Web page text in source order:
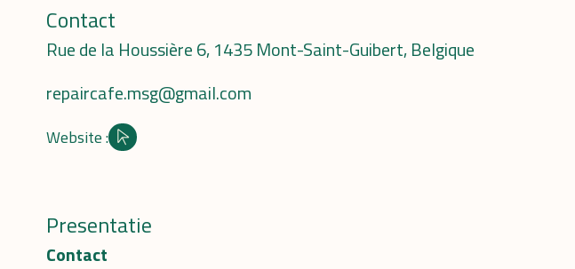
Contact
Rue de la Houssière 6, 1435 Mont-Saint-Guibert, Belgique
repaircafe.msg@gmail.com
Website :
Site internet
Presentatie
Contact